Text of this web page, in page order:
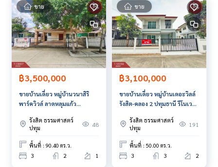
สนใจดูทรัพย์อื่นๆ เพิ่มเติม มากกว่า 3,000 รายการ
www.tb.co.th
The Best Property Agent CO,.LTD. ผู้นำด้านธุรกิจนายหน้า ตัวแ
ทนอสังหาริมทรัพย์ครบวงจร ด้วยความเป็นมืออาชีพ ใช้เทคโนโล
ยี และ นวัตกรรมที่สร้างสรรค์ เพื่อส่งมอบบริการที่ดีที่สุดเพื่อคุณ ใ
ห้บริการด้าน ซื้อ ขาย เช่า อสังหาริมทรัพย์
ขาย
฿3,500,000
ขายบ้านเดี่ยว หมู่บ้านวนาสิริ
พาร์ควิวล์ ลาดหลุมแก้ว
รังสิต ธรรมศาสตร์
ปทุม
48
พื้นที่ : 90.40 ตร.ว.
3 2 1
ขาย
฿3,100,000
ขายบ้านเดี่ยว หมู่บ้านเดอะวิลล์
รังสิต-คลอง 2 ปทุมธานี รีโนเวท
รังสิต ธรรมศาสตร์
ปทุม
191
พื้นที่ : 50.00 ตร.ว.
3 3 2